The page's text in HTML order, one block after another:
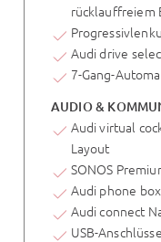
rücklauffreiem
Audi drive
7-Gang-
AUDIO &
Audi virtual
Layout
SONOS
Audi phone box
Audi connect
USB-